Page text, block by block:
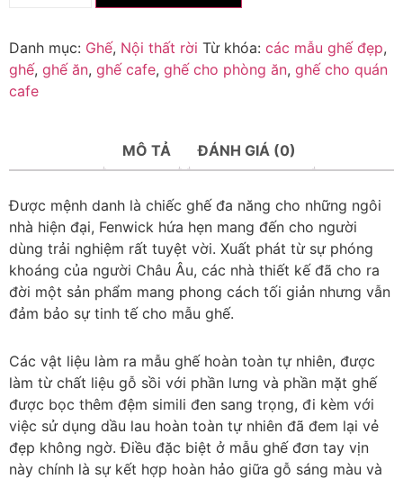
Danh mục: Ghế, Nội thất rời Từ khóa: các mẫu ghế đẹp,
ghế, ghế ăn, ghế cafe, ghế cho phòng ăn, ghế cho quán
cafe
MÔ TẢ ĐÁNH GIÁ (0)
Được mệnh danh là chiếc ghế đa năng cho những ngôi
nhà hiện đại, Fenwick hứa hẹn mang đến cho người
dùng trải nghiệm rất tuyệt vời. Xuất phát từ sự phóng
khoáng của người Châu Âu, các nhà thiết kế đã cho ra
đời một sản phẩm mang phong cách tối giản nhưng vẫn
đảm bảo sự tinh tế cho mẫu ghế.
Các vật liệu làm ra mẫu ghế hoàn toàn tự nhiên, được
làm từ chất liệu gỗ sồi với phần lưng và phần mặt ghế
được bọc thêm đệm simili đen sang trọng, đi kèm với
việc sử dụng dầu lau hoàn toàn tự nhiên đã đem lại vẻ
đẹp không ngờ. Điều đặc biệt ở mẫu ghế đơn tay vịn
này chính là sự kết hợp hoàn hảo giữa gỗ sáng màu và